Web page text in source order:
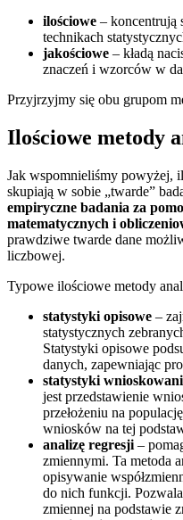
ilościowe – koncentrują
technikach
jakościowe – kładą
znaczeń i wzorców w
Przyjrzyjmy się obu grupom
Ilościowe metody
Jak wspomnieliśmy powyżej,
skupiają w sobie „twarde”
empiryczne badania za
matematycznych i
prawdziwe twarde dane
liczbowej.
Typowe ilościowe metody
statystyki opisowe –
statystycznych
Statystyki opisowe
danych, zapewniając
statystyki
jest przedstawienie
przełożeniu na
wniosków na tej
analizę regresji –
zmiennymi. Ta metoda
opisywanie
do nich funkcji.
zmiennej na podstawie